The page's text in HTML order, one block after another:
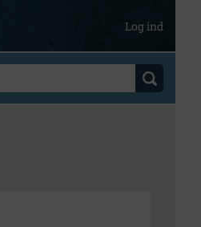
Log ind